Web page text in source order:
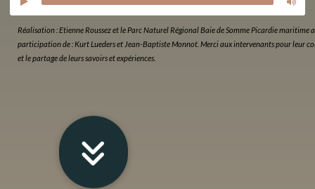
Réalisation : Etienne Roussez et le Parc Naturel Régional Baie de Somme Picardie maritime
participation de : Kurt Lueders et Jean-Baptiste Monnot. Merci aux intervenants pour leur
et le partage de leurs savoirs et expériences.